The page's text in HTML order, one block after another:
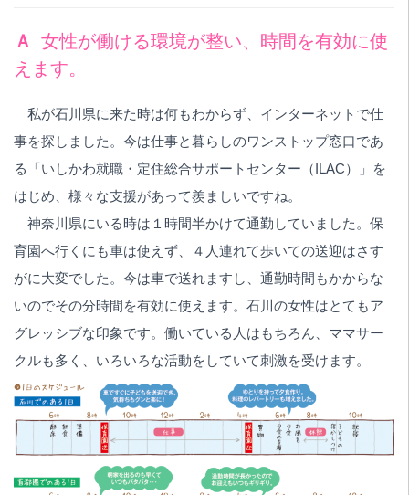
Ａ
女性が働ける環境が整い、時間を有効に使
えます。
私が石川県に来た時は何もわからず、インターネットで仕
事を探しました。今は仕事と暮らしのワンストップ窓口であ
る「いしかわ就職・定住総合サポートセンター（ILAC）」を
はじめ、様々な支援があって羨ましいですね。
神奈川県にいる時は１時間半かけて通勤していました。保
育園へ行くにも車は使えず、４人連れて歩いての送迎はさす
がに大変でした。今は車で送れますし、通勤時間もかからな
いのでその分時間を有効に使えます。石川の女性はとてもア
グレッシブな印象です。働いている人はもちろん、ママサー
クルも多く、いろいろな活動をしていて刺激を受けます。